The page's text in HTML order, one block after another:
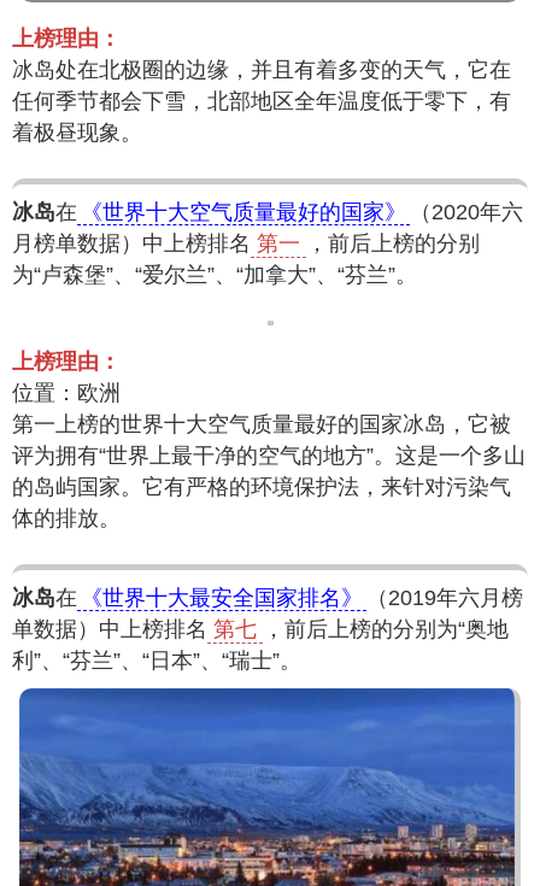
上榜理由：
冰岛处在北极圈的边缘，并且有着多变的天气，它在
任何季节都会下雪，北部地区全年温度低于零下，有
着极昼现象。
冰岛在 《世界十大空气质量最好的国家》
（2020年六
月榜单数据）中上榜排名 第一
，前后上榜的分别
为“卢森堡”、“爱尔兰”、“加拿大”、“芬兰”。
上榜理由：
位置：欧洲
第一上榜的世界十大空气质量最好的国家冰岛，它被
评为拥有“世界上最干净的空气的地方”。这是一个多山
的岛屿国家。它有严格的环境保护法，来针对污染气
体的排放。
冰岛在 《世界十大最安全国家排名》
（2019年六月榜
单数据）中上榜排名 第七
，前后上榜的分别为“奥地
利”、“芬兰”、“日本”、“瑞士”。